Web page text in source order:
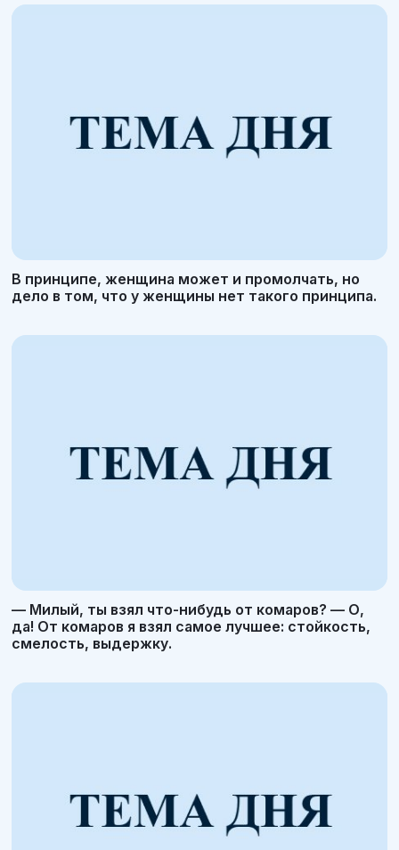
В принципе, женщина может и промолчать, но
дело в том, что у женщины нет такого принципа.
— Милый, ты взял что-нибудь от комаров? — О,
да! От комаров я взял самое лучшее: стойкость,
смелость, выдержку.